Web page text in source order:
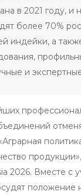
в 2021 году, и
более 70%
индейки, а
и
2026. Вместе с
положение